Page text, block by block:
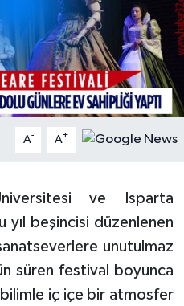
A- A+
ve Isparta
yıl beşincisi düzenlenen
unutulmaz
süren festival boyunca
iç içe bir atmosfer